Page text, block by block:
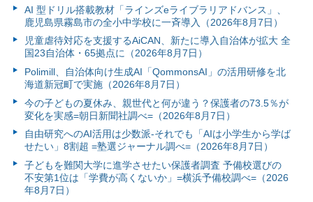
AI 型ドリル搭載教材「ラインズeライブラリアドバンス」、
鹿児島県霧島市の全小中学校に一斉導入（2026年8月7日）
児童虐待対応を支援するAiCAN、新たに導入自治体が拡大 全
国23自治体・65拠点に（2026年8月7日）
Polimill、自治体向け生成AI「QommonsAI」の活用研修を北
海道新冠町で実施（2026年8月7日）
今の子どもの夏休み、親世代と何が違う？保護者の73.5％が
変化を実感=朝日新聞社調べ=（2026年8月7日）
自由研究へのAI活用は少数派-それでも「AIは小学生から学ば
せたい」8割超 =塾選ジャーナル調べ=（2026年8月7日）
子どもを難関大学に進学させたい保護者調査 予備校選びの
不安第1位は「学費が高くないか」=横浜予備校調べ=（2026
年8月7日）